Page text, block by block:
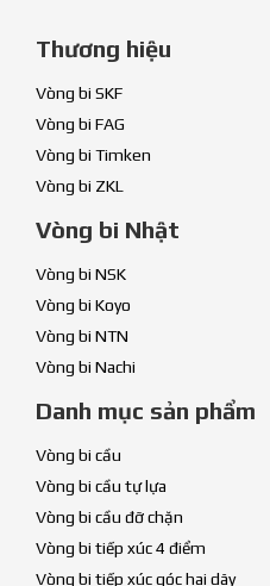
Thương hiệu
Vòng bi SKF
Vòng bi FAG
Vòng bi Timken
Vòng bi ZKL
Vòng bi Nhật
Vòng bi NSK
Vòng bi Koyo
Vòng bi NTN
Vòng bi Nachi
Danh mục sản phẩm
Vòng bi cầu
Vòng bi cầu tự lựa
Vòng bi cầu đỡ chặn
Vòng bi tiếp xúc 4 điểm
Vòng bi tiếp xúc góc hai dãy